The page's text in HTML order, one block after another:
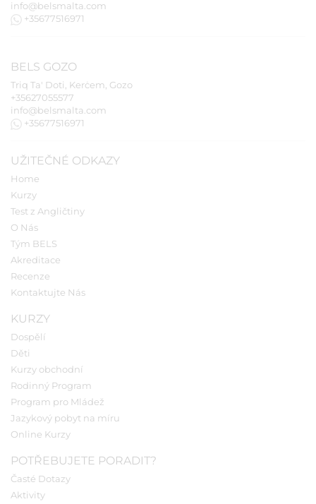
info@belsmalta.com
+35677516971
BELS GOZO
Triq Ta' Doti, Kerċem, Gozo
+35627055577
info@belsmalta.com
+35677516971
UŽITEČNÉ ODKAZY
Home
Kurzy
Test z Angličtiny
O Nás
Tým BELS
Akreditace
Recenze
Kontaktujte Nás
KURZY
Dospělí
Děti
Kurzy obchodní
Rodinný Program
Program pro Mládež
Jazykový pobyt na míru
Online Kurzy
POTŘEBUJETE PORADIT?
Časté Dotazy
Aktivity